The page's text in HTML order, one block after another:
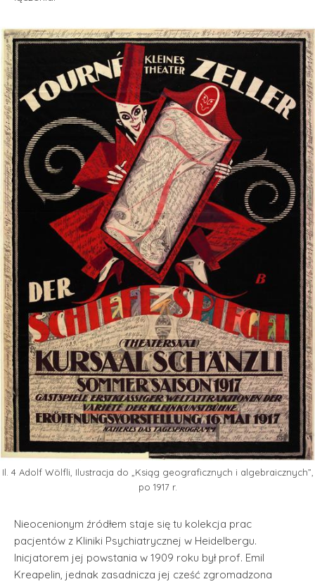
Il. 4 Adolf Wölfli, Ilustracja do „Ksiąg geograficznych i algebraicznych”,
po 1917 r.
Nieocenionym źródłem staje się tu kolekcja prac
pacjentów z Kliniki Psychiatrycznej w Heidelbergu.
Inicjatorem jej powstania w 1909 roku był prof. Emil
Kreapelin, jednak zasadnicza jej cześć zgromadzona